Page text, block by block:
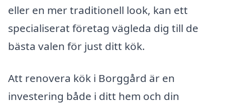
eller en mer traditionell look, kan ett
specialiserat företag vägleda dig till de
bästa valen för just ditt kök.
Att renovera kök i Borggård är en
investering både i ditt hem och din